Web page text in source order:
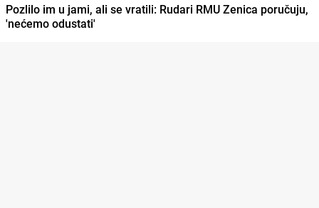
Pozlilo im u jami, ali se vratili: Rudari RMU Zenica poručuju,
'nećemo odustati'